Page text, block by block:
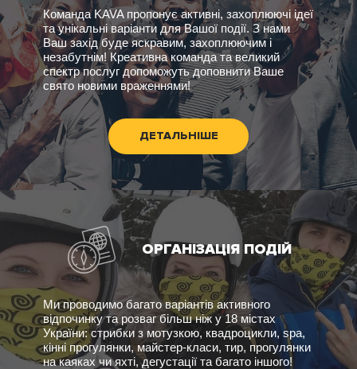
Команда KAVA пропонує активні, захоплюючі ідеї
та унікальні варіанти для Вашої події. З нами
Ваш захід буде яскравим, захоплюючим і
незабутнім! Креативна команда та великий
спектр послуг допоможуть доповнити Ваше
свято новими враженнями!
ДЕТАЛЬНІШЕ
ОРГАНІЗАЦІЯ ПОДІЙ
Ми проводимо багато варіантів активного
відпочинку та розваг більш ніж у 18 містах
України: стрибки з мотузкою, квадроцикли, spa,
кінні прогулянки, майстер-класи, тир, прогулянки
на каяках чи яхті, дегустації та багато іншого!